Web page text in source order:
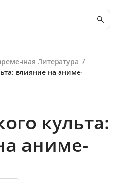
Литература /
влияние на аниме-
культа:
аниме-